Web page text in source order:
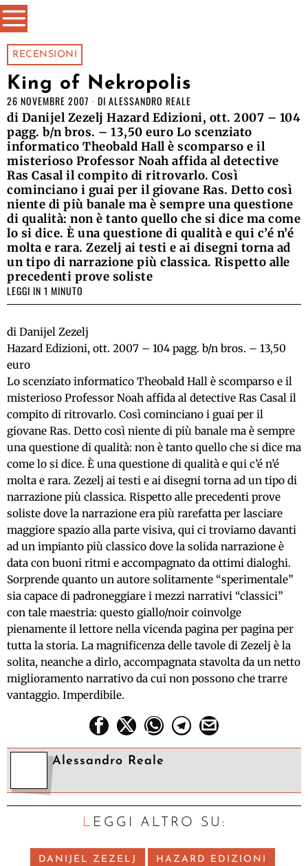
RECENSIONI
King of Nekropolis
26 NOVEMBRE 2007 DI ALESSANDRO REALE
di Danijel Zezelj Hazard Edizioni, ott. 2007 – 104
pagg. b/n bros. – 13,50 euro Lo scenziato
informatico Theobald Hall è scomparso e il
misterioso Professor Noah affida al detective
Ras Casal il compito di ritrovarlo. Così
cominciano i guai per il giovane Ras. Detto così
niente di più banale ma è sempre una questione
di qualità: non è tanto quello che si dice ma come
lo si dice. È una questione di qualità e qui c’é n’é
molta e rara. Zezelj ai testi e ai disegni torna ad
un tipo di narrazione più classica. Rispetto alle
precedenti prove soliste
LEGGI IN 1 MINUTO
di Danijel Zezelj
Hazard Edizioni, ott. 2007 – 104 pagg. b/n bros. – 13,50
euro
Lo scenziato informatico Theobald Hall è scomparso e il
misterioso Professor Noah affida al detective Ras Casal il
compito di ritrovarlo. Così cominciano i guai per il
giovane Ras. Detto così niente di più banale ma è sempre
una questione di qualità: non è tanto quello che si dice ma
come lo si dice. È una questione di qualità e qui c’é n’é
molta e rara. Zezelj ai testi e ai disegni torna ad un tipo di
narrazione più classica. Rispetto alle precedenti prove
soliste dove la narrazione era più rarefatta per lasciare
maggiore spazio alla parte visiva, qui ci troviamo davanti
ad un impianto più classico dove la solida narrazione è
data con buoni ritmi e accompagnato da ottimi dialoghi.
Sorprende quanto un autore solitamente “sperimentale”
sia capace di padroneggiare i mezzi narrativi “classici”
con tale maestria: questo giallo/noir coinvolge
pienamente il lettore nella vicenda pagina per pagina per
tutta la storia. La magnificenza delle tavole di Zezelj è la
solita, neanche a dirlo, accompagnata stavolta da un netto
miglioramento narrativo da cui non possono che trarre
vantaggio. Imperdibile.
Alessandro Reale
LEGGI ALTRO SU:
DANIJEL ZEZELJ HAZARD EDIZIONI